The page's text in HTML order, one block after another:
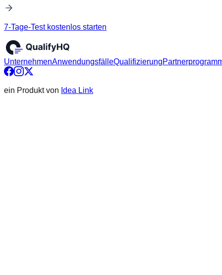
7-Tage-Test kostenlos starten
UnternehmenAnwendungsfälleQualifizierung
ein Produkt von Idea Link